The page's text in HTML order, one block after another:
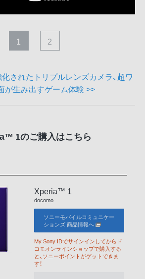
1 2
されたトリプルレンズカメラ、超ワ
が生み出すゲーム体験 >>
1のご購入はこちら
Xperia™ 1
docomo
ソニーモバイルコミュニケー
ションズ 商品情報へ
My Sony IDでサインインしてからド
コモオンラインショップで購入する
と、ソニーポイントがゲットできま
す！